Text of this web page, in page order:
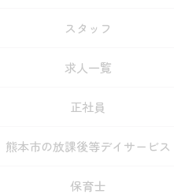
スタッフ
求人一覧
正社員
熊本市の放課後等デイサービス
保育士